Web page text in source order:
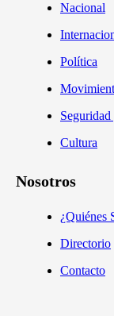
Nacional
Política
Cultura
Nosotros
¿Quiénes
Directorio
Contacto